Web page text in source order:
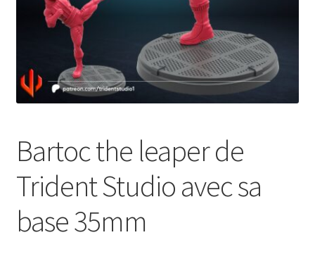
Bartoc the leaper de
Trident Studio avec sa
base 35mm